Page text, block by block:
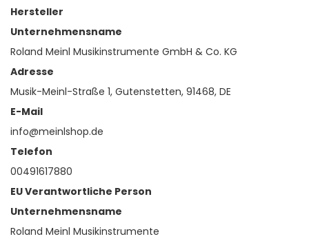
Hersteller
Unternehmensname
Roland Meinl Musikinstrumente GmbH & Co. KG
Adresse
Musik-Meinl-Straße 1, Gutenstetten, 91468, DE
E-Mail
info@meinlshop.de
Telefon
00491617880
EU Verantwortliche Person
Unternehmensname
Roland Meinl Musikinstrumente